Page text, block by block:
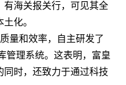
有海关报关行，可见其全
化。
量和效率，自主研发了
管理系统。这表明，富皇
时，还致力于通过科技